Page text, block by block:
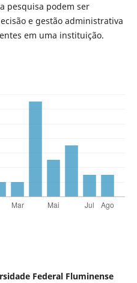
pesquisa podem ser
e gestão administrativa
em uma instituição.
Federal Fluminense